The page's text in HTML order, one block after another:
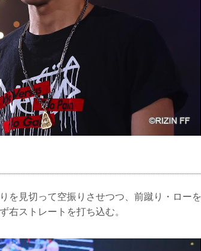
を見切って空振りさせつつ、前蹴り・ローを
右ストレートを打ち込む。